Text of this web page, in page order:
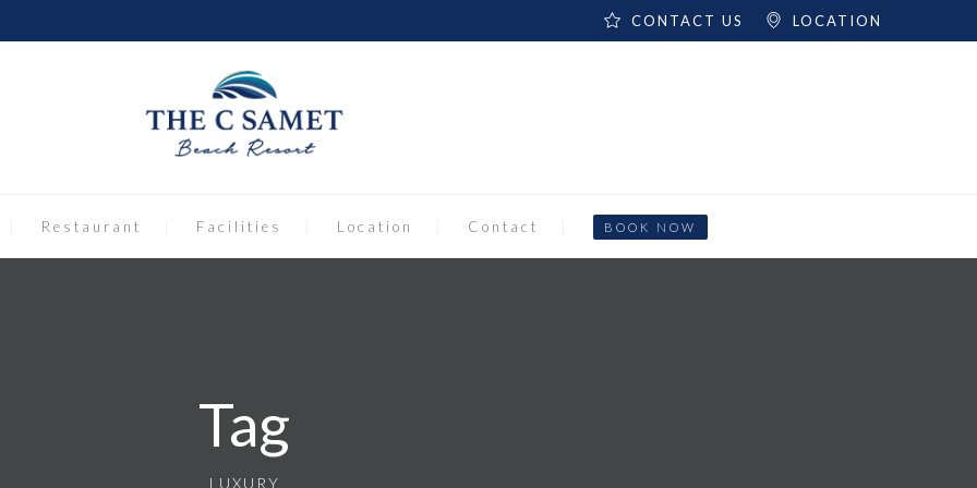
LOCATION
CONTACT US
Restaurant Facilities Location Contact BOOK NOW
Tag
LUXURY